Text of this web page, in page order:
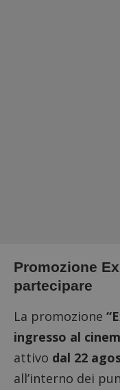
Promozione
partecipare
La promozione
ingresso al
attivo dal 22
all’interno dei